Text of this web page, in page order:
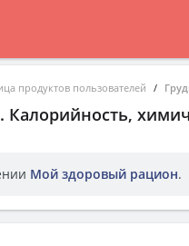
продуктов пользователей
. Калорийность,
Мой здоровый рацион.